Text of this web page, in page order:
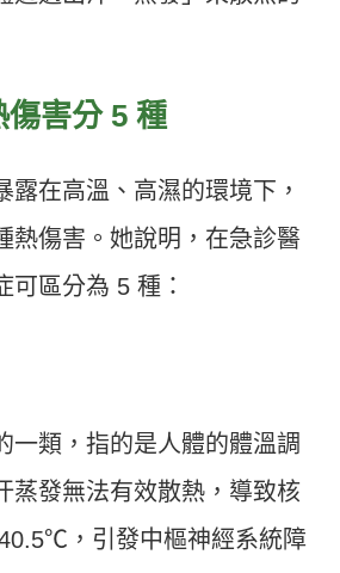
害分 5 種
露在高溫、高濕的環境下，
熱傷害。她說明，在急診醫
可區分為 5 種：
一類，指的是人體的體溫調
蒸發無法有效散熱，導致核
，引發中樞神經系統障